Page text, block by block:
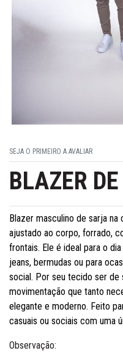
SEJA O PRIMEIRO A AVALIAR
BLAZER
Blazer masculino de sarja
ajustado ao corpo, forrado,
frontais. Ele é ideal para o
jeans, bermudas ou para
social. Por seu tecido ser
movimentação que tanto
elegante e moderno. Feito
casuais ou sociais com uma
Observação: